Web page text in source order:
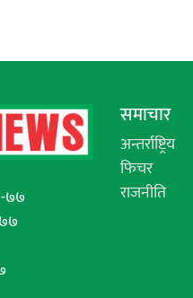
७७
समाचार
अन्तर्राष्ट्रिय
फिचर
राजनीति